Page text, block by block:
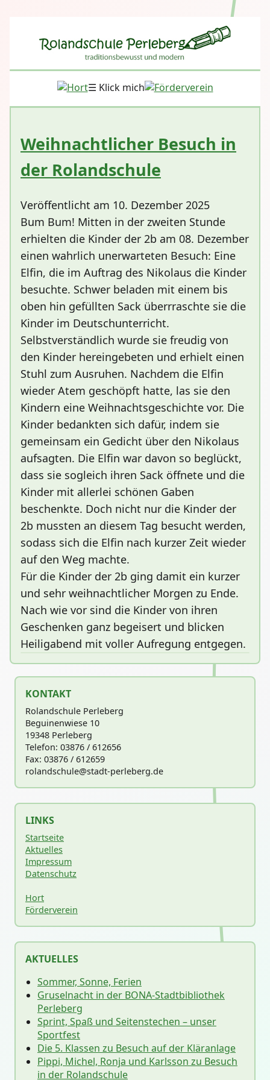
☰ Klick mich
Weihnachtlicher Besuch in
der Rolandschule
Veröffentlicht am 10. Dezember 2025
Bum Bum! Mitten in der zweiten Stunde
erhielten die Kinder der 2b am 08. Dezember
einen wahrlich unerwarteten Besuch: Eine
Elfin, die im Auftrag des Nikolaus die Kinder
besuchte. Schwer beladen mit einem bis
oben hin gefüllten Sack überrraschte sie die
Kinder im Deutschunterricht.
Selbstverständlich wurde sie freudig von
den Kinder hereingebeten und erhielt einen
Stuhl zum Ausruhen. Nachdem die Elfin
wieder Atem geschöpft hatte, las sie den
Kindern eine Weihnachtsgeschichte vor. Die
Kinder bedankten sich dafür, indem sie
gemeinsam ein Gedicht über den Nikolaus
aufsagten. Die Elfin war davon so beglückt,
dass sie sogleich ihren Sack öffnete und die
Kinder mit allerlei schönen Gaben
beschenkte. Doch nicht nur die Kinder der
2b mussten an diesem Tag besucht werden,
sodass sich die Elfin nach kurzer Zeit wieder
auf den Weg machte.
Für die Kinder der 2b ging damit ein kurzer
und sehr weihnachtlicher Morgen zu Ende.
Nach wie vor sind die Kinder von ihren
Geschenken ganz begeisert und blicken
Heiligabend mit voller Aufregung entgegen.
KONTAKT
Rolandschule Perleberg
Beguinenwiese 10
19348 Perleberg
Telefon: 03876 / 612656
Fax: 03876 / 612659
rolandschule@stadt-perleberg.de
LINKS
Startseite
Aktuelles
Impressum
Datenschutz
Hort
Förderverein
AKTUELLES
Sommer, Sonne, Ferien
Gruselnacht in der BONA-Stadtbibliothek
Perleberg
Sprint, Spaß und Seitenstechen – unser
Sportfest
Die 5. Klassen zu Besuch auf der Kläranlage
Pippi, Michel, Ronja und Karlsson zu Besuch
in der Rolandschule